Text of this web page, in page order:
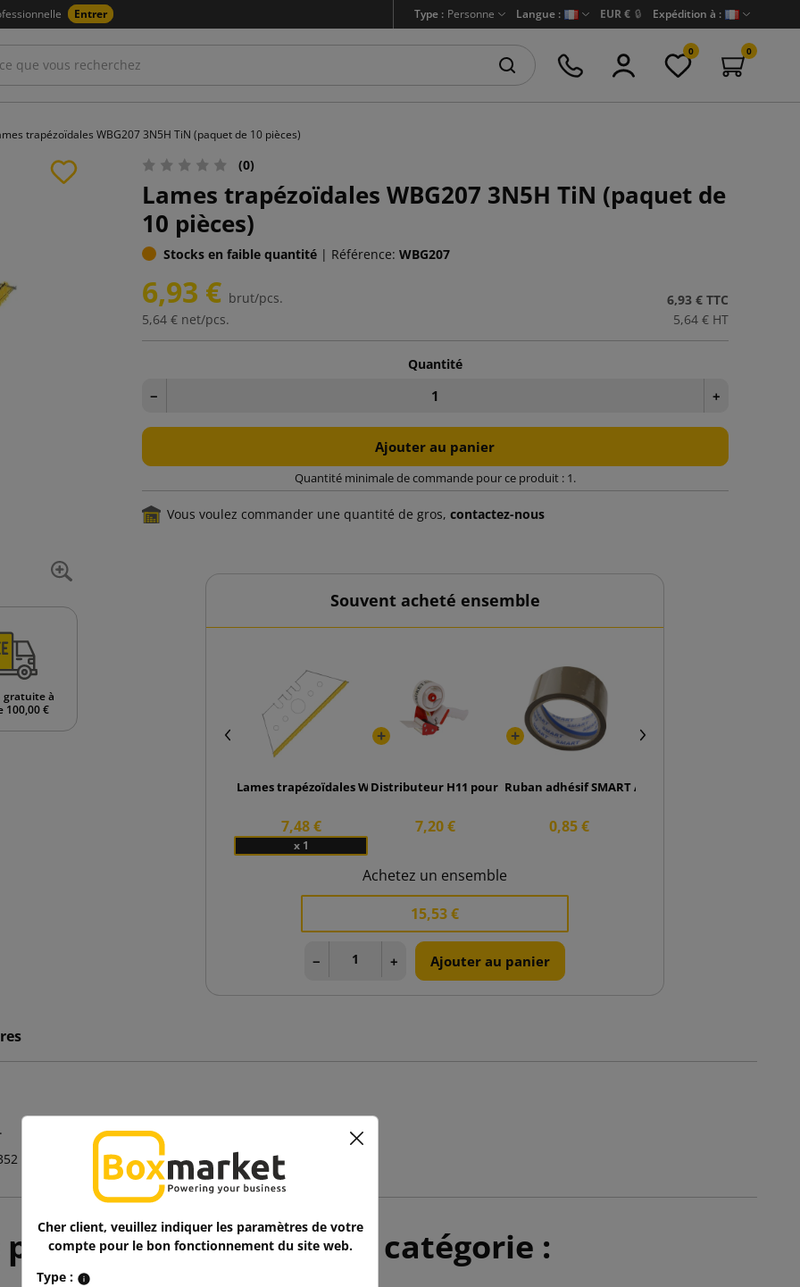
Entrer Type : Personne Langue : EUR € 🔒 Expédition à :
0 0
trapézoïdales WBG207 3N5H TiN (paquet de 10 pièces)
gratuite à
100,00 €
(0)
Lames trapézoïdales WBG207 3N5H TiN (paquet de
10 pièces)
Stocks en faible quantité| Référence: WBG207
6,93 € brut/pcs.
5,64 € net/pcs.
6,93 € TTC
5,64 € HT
Quantité
− +
Ajouter au panier
Quantité minimale de commande pour ce produit : 1.
Vous voulez commander une quantité de gros, contactez-nous
Souvent acheté ensemble
Lames trapézoïdales WBG207 3N5H TiN (paquet de 10 pièces)
7,48 €
x 1
Distributeur H11 pour ruban de 50mm
7,20 €
Ruban adhésif SMART Acrylique 48/50 brun
0,85 €
Achetez un ensemble
15,53 €
− + Ajouter au panier
dans la même catégorie :
Cher client, veuillez indiquer les paramètres de votre
compte pour le bon fonctionnement du site web.
Type :